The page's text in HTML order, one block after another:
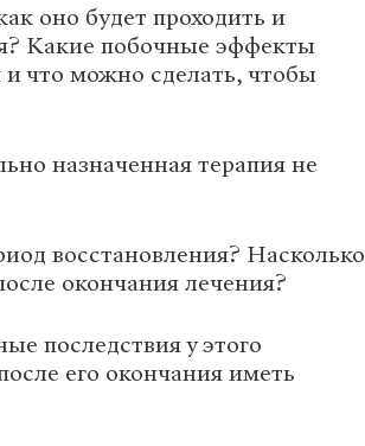
оно будет проходить и
Какие побочные эффекты
и что можно сделать, чтобы
назначенная терапия не
восстановления? Насколько
окончания лечения?
последствия у этого
его окончания иметь